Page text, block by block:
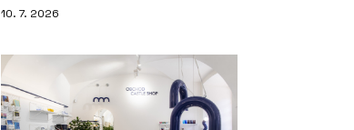
10. 7. 2026